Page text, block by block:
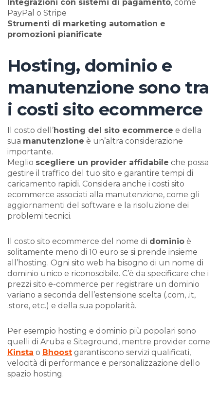
Integrazioni con sistemi di pagamento, come
PayPal o Stripe
Strumenti di marketing automation e
promozioni pianificate
Hosting, dominio e
manutenzione sono tra
i costi sito ecommerce
Il costo dell’hosting del sito ecommerce e della
sua manutenzione è un’altra considerazione
importante.
Meglio scegliere un provider affidabile che possa
gestire il traffico del tuo sito e garantire tempi di
caricamento rapidi. Considera anche i costi sito
ecommerce associati alla manutenzione, come gli
aggiornamenti del software e la risoluzione dei
problemi tecnici.
Il costo sito ecommerce del nome di dominio è
solitamente meno di 10 euro se si prende insieme
all’hosting. Ogni sito web ha bisogno di un nome di
dominio unico e riconoscibile. C’è da specificare che i
prezzi sito e-commerce per registrare un dominio
variano a seconda dell’estensione scelta (.com, .it,
.store, etc.) e della sua popolarità.
Per esempio hosting e dominio più popolari sono
quelli di Aruba e Siteground, mentre provider come
Kinsta o Bhoost garantiscono servizi qualificati,
velocità di performance e personalizzazione dello
spazio hosting.